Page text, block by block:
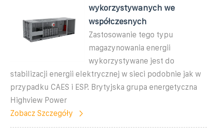
wykorzystywanych we
współczesnych
Zastosowanie tego typu
magazynowania energii
wykorzystywane jest do
stabilizacji energii elektrycznej w sieci podobnie jak w
przypadku CAES i ESP. Brytyjska grupa energetyczna
Highview Power
Zobacz Szczegóły